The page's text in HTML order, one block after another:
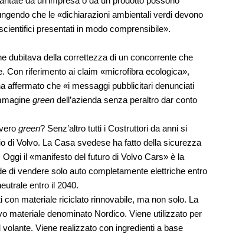
che le «dichiarazioni ambientali verdi devono
presentati in modo comprensibile».
dubitava della correttezza di un concorrente che
Con riferimento ai claim «microfibra ecologica»,
affermato che «i messaggi pubblicitari denunciati
green dell’azienda senza peraltro dar conto
green? Senz’altro tutti i Costruttori da anni si
di Volvo. La Casa svedese ha fatto della sicurezza
il «manifesto del futuro di Volvo Cars» è la
di vendere solo auto completamente elettriche entro
entro il 2040.
materiale riciclato rinnovabile, ma non solo. La
materiale denominato Nordico. Viene utilizzato per
Viene realizzato con ingredienti a base